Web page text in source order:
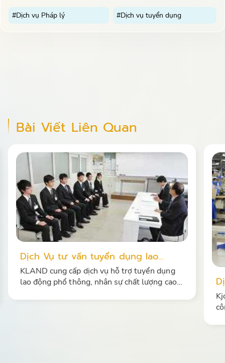
#Dịch vụ Pháp lý #Dịch vụ tuyển dụng
Bài Viết Liên Quan
tuyển dụng lao
nghiệp
dịch vụ hỗ trợ tuyển dụng
lượng cao
Dịch vụ tuyển
Kjobs.vn cung cấp
công nhân kỹ thuật